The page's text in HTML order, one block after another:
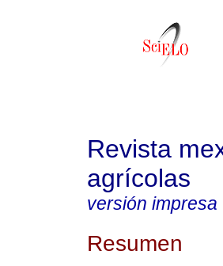
Revista
agrícolas
versión impresa
Resumen